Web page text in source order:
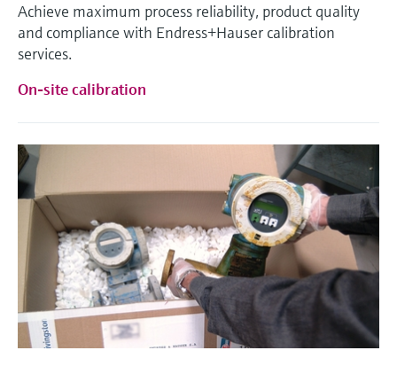
Achieve maximum process reliability, product quality
and compliance with Endress+Hauser calibration
services.
On-site calibration